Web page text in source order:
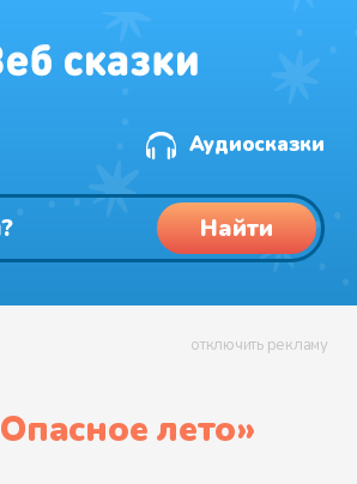
Аудиосказки
Найти
отключить рекламу
Опасное лето»